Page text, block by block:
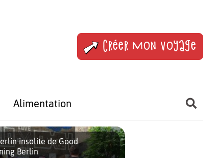
Créer mon voyage
Alimentation
insolite de Good
Berlin